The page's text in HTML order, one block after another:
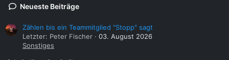
Neueste Beiträge
Zählen bis ein Teammitglied "Stopp" sagt
Letzter: Peter Fischer
03. August 2026
Sonstiges